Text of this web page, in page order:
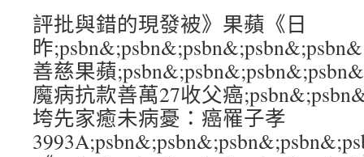
評批與錯的現發被》果蘋《日
昨
善慈果蘋
魔病抗款善萬27收父癌
垮先家癒未病憂：癌罹子孝